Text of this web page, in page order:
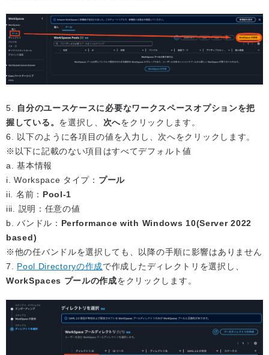
5.
自分のユースケースに必要なワークスペースオプションを把
握している。 を選択し、 次へをクリックします。
6. 以下のように各項目の値を入力し、次へをクリックします。
※以下に記載のない項目はすべてデフォルト値
a. 基本情報
i. Workspace タイプ： プール
ii. 名前： Pool-1
iii. 説明：任意の値
b. バンドル： Performance with Windows 10(Server 2022
based)
※他の任バンドルを選択しても、以降の手順に影響はありません
7. Pool Directoryの作成で作成したディレクトリを選択し、
WorkSpaces プールの作成をクリックします。